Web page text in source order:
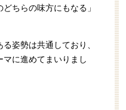
ちらの味方にもなる」
姿勢は共通しており、
に進めてまいりまし